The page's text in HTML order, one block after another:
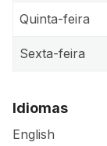
Quinta-feira
Sexta-feira
Idiomas
English